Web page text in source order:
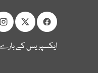
ایکسپریس کے